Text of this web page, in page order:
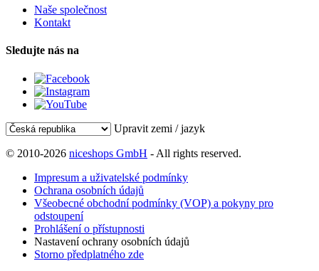
Naše společnost
Kontakt
Sledujte nás na
Upravit zemi / jazyk
© 2010-2026 niceshops GmbH - All rights reserved.
Impresum a uživatelské podmínky
Ochrana osobních údajů
Všeobecné obchodní podmínky (VOP) a pokyny pro
odstoupení
Prohlášení o přístupnosti
Nastavení ochrany osobních údajů
Storno předplatného zde